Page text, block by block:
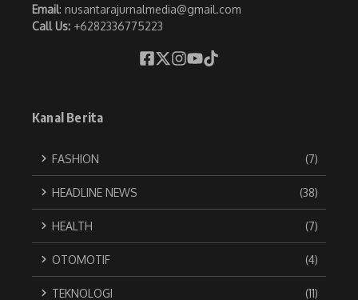
Email: nusantarajurnalmedia@gmail.com
Call Us: +6282336775223
Kanal Berita
FASHION (7)
HEADLINE NEWS (38)
HEALTH (7)
OTOMOTIF (4)
TEKNOLOGI (11)